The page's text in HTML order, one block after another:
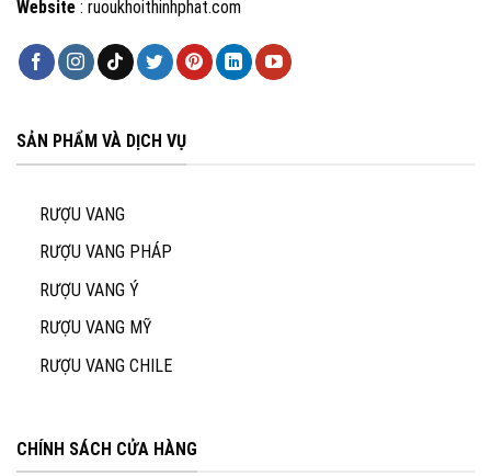
Website : ruoukhoithinhphat.com
SẢN PHẨM VÀ DỊCH VỤ
RƯỢU VANG
RƯỢU VANG PHÁP
RƯỢU VANG Ý
RƯỢU VANG MỸ
RƯỢU VANG CHILE
CHÍNH SÁCH CỬA HÀNG